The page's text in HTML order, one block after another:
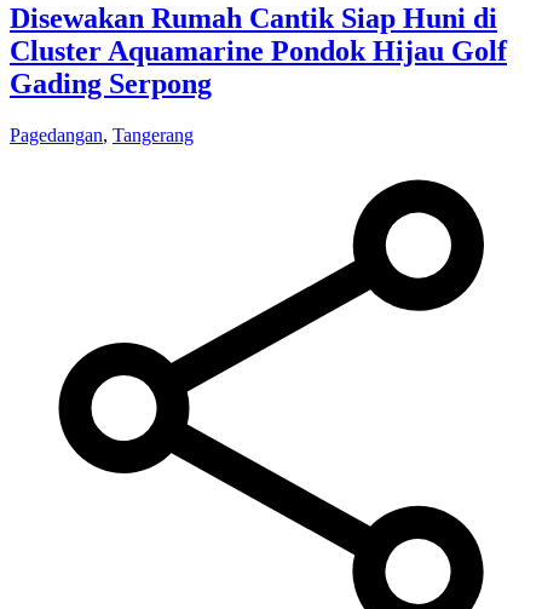
Disewakan Rumah Cantik Siap Huni di
Cluster Aquamarine Pondok Hijau Golf
Gading Serpong
Pagedangan, Tangerang